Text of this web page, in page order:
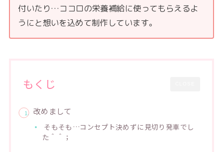
付いたり…ココロの栄養補給に使ってもらえるよ
うにと想いを込めて制作しています。
もくじ
改めまして
そもそも…コンセプト決めずに見切り発車でし
た＾＾；